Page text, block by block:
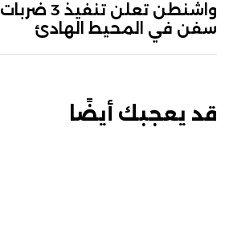
سفن في المحيط الهادئ
قد يعجبك أيضًا